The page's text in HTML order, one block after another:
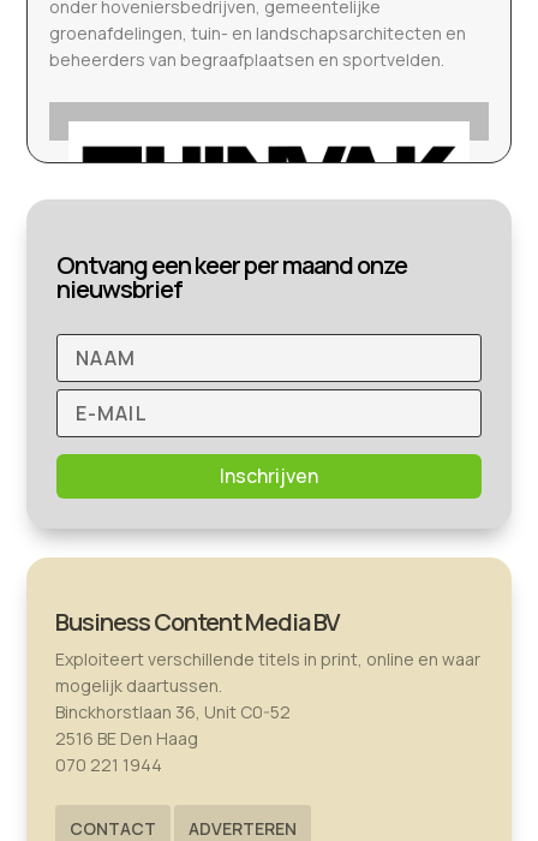
onder hoveniersbedrijven, gemeentelijke
groenafdelingen, tuin- en landschapsarchitecten en
beheerders van begraafplaatsen en sportvelden.
Ontvang een keer per maand onze
nieuwsbrief
Inschrijven
Business Content Media BV
Exploiteert verschillende titels in print, online en waar
mogelijk daartussen.
Binckhorstlaan 36, Unit C0-52
2516 BE Den Haag
070 221 1944
CONTACT ADVERTEREN